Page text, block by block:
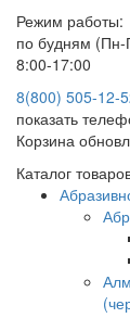
Режим работы:
по будням (Пн-
8:00-17:00
8(800) 505-12-
показать
Корзина
Каталог